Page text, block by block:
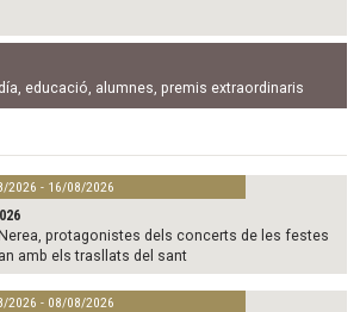
, educació, alumnes, premis extraordinaris
2026 - 16/08/2026
protagonistes dels concerts de les festes
amb els trasllats del sant
2026 - 08/08/2026